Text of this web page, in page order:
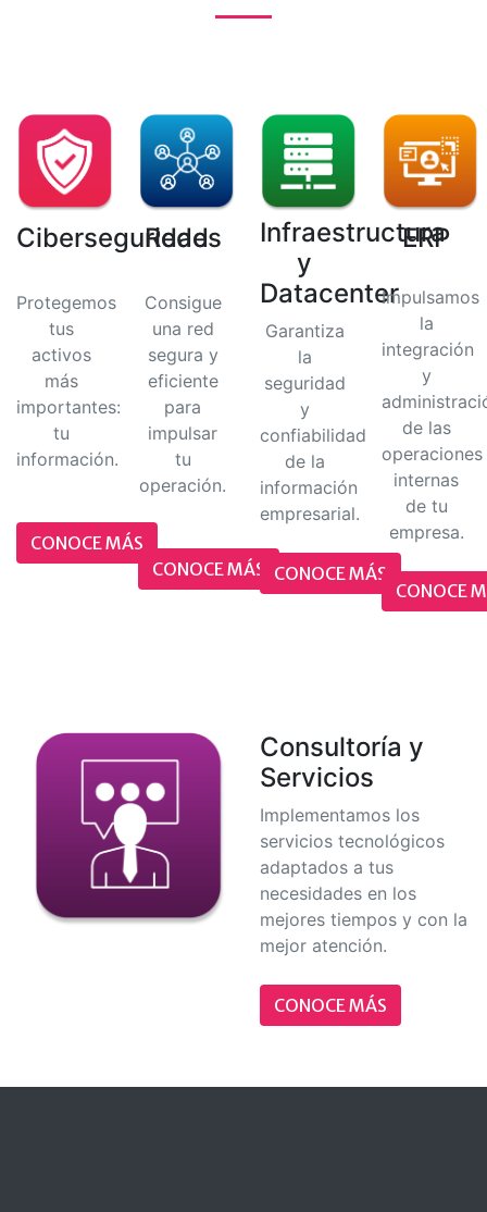
Ciberseguridad
Protegemos
tus
activos
más
importantes:
tu
información.
CONOCE MÁS
Redes
Consigue
una red
segura y
eficiente
para
impulsar
tu
operación.
CONOCE MÁS
Infraestructura
y
Datacenter
Garantiza
la
seguridad
y
confiabilidad
de la
información
empresarial.
CONOCE MÁS
ERP
Impulsamos
la
integración
y
de las
operaciones
internas
de tu
empresa.
CONOCE
Consultoría y
Servicios
Implementamos los
servicios tecnológicos
adaptados a tus
necesidades en los
mejores tiempos y con la
mejor atención.
CONOCE MÁS